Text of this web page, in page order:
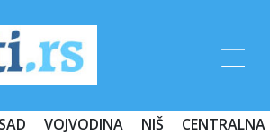
VOJVODINA NIŠ CENTRALNA